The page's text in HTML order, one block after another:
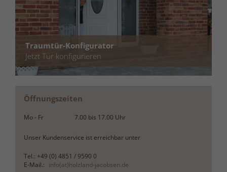
Traumtür-Konfigurator
Jetzt Tür konfigurieren
Öffnungszeiten
Mo - Fr 7.00 bis 17.00 Uhr
Unser Kundenservice ist erreichbar unter
Tel.: +49 (0) 4851 / 9590 0
E-Mail.: info(at)holzland-jacobsen.de